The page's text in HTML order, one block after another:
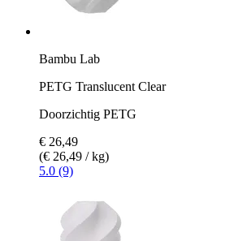
Bambu Lab
PETG Translucent Clear
Doorzichtig PETG
€ 26,49
(€ 26,49 / kg)
5.0 (9)